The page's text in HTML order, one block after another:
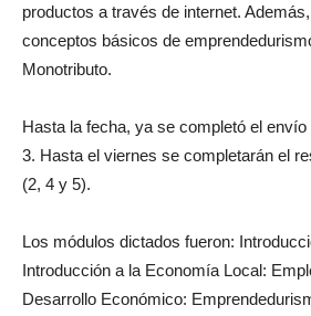
productos a través de internet.
conceptos básicos de
Monotributo.
Hasta la fecha, ya se completó el
3. Hasta el viernes se completarán el
(2, 4 y 5).
Los módulos dictados fueron:
Introducción a la Economía Local:
Desarrollo Económico: